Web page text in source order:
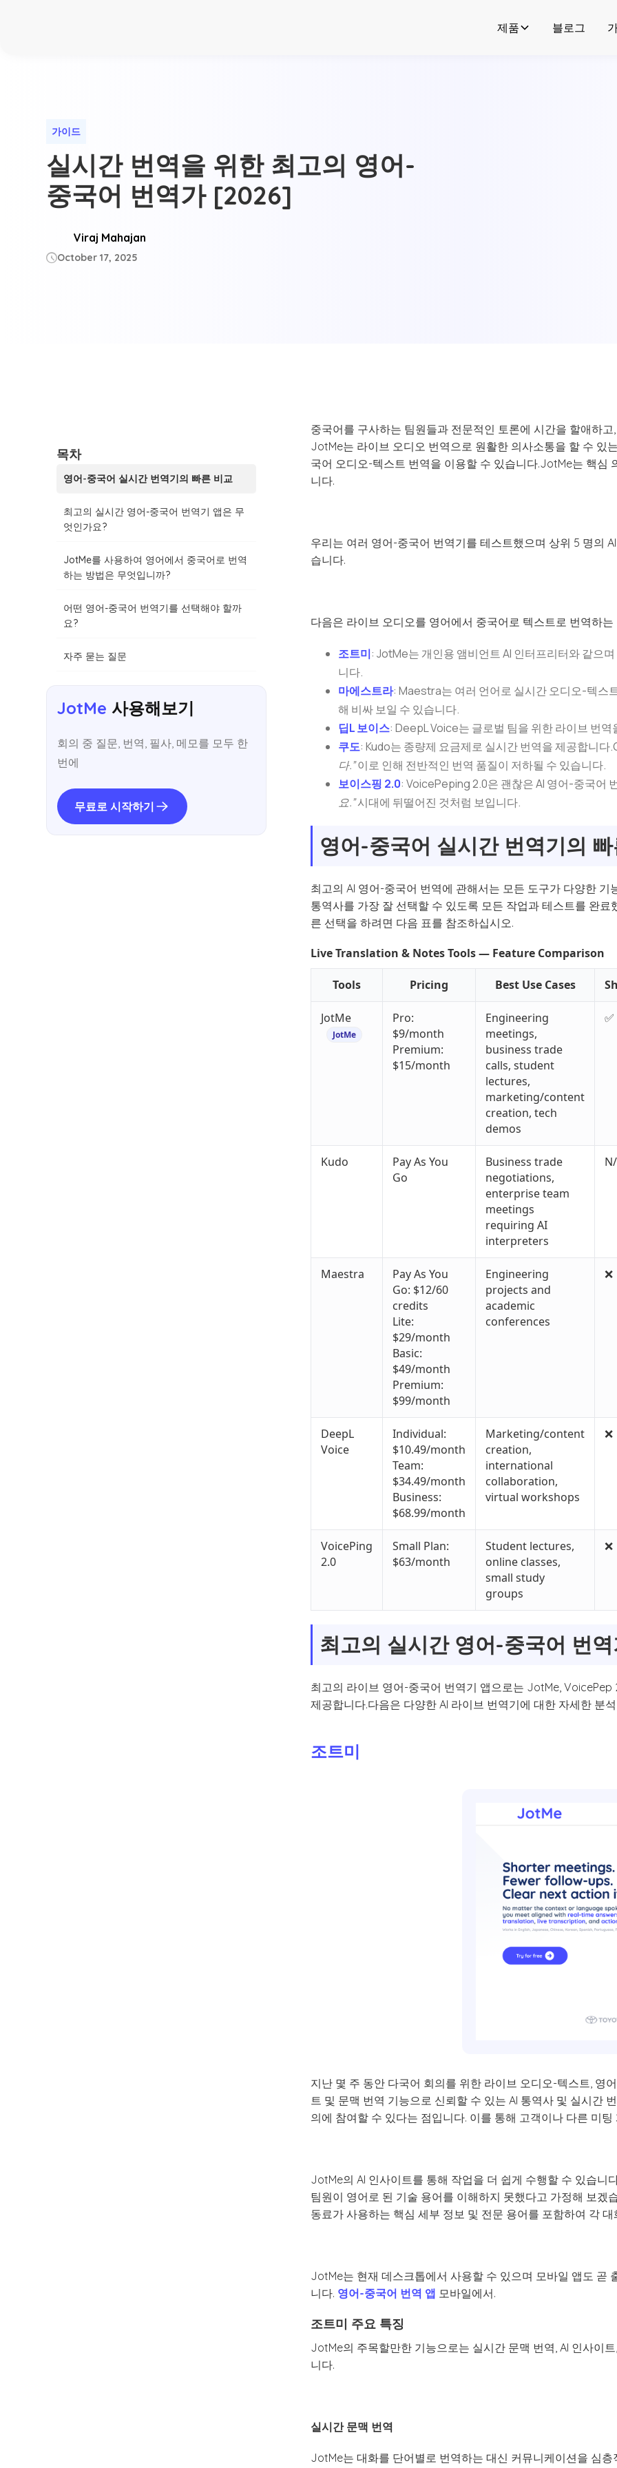
제품 블로그
가이드
실시간 번역을 위한 최고의 영어-
중국어 번역가 [2026]
Viraj Mahajan
October 17, 2025
목차
영어-중국어 실시간 번역기의 빠른 비교
최고의 실시간 영어-중국어 번역기 앱은 무
엇인가요?
JotMe를 사용하여 영어에서 중국어로 번역
하는 방법은 무엇입니까?
어떤 영어-중국어 번역기를 선택해야 할까
요?
자주 묻는 질문
JotMe 사용해보기
회의 중 질문, 번역, 필사, 메모를 모두 한
번에
무료로 시작하기
중국어를 구사하는 팀원들과 전문적인 토론에 시간을 할애하
JotMe는 라이브 오디오 번역으로 원활한 의사소통을 할 수 있
국어 오디오-텍스트 번역을 이용할 수 있습니다.JotMe는 핵심
니다.
우리는 여러 영어-중국어 번역기를 테스트했으며 상위 5 명의
습니다.
다음은 라이브 오디오를 영어에서 중국어로 텍스트로 번역하
조트미: JotMe는 개인용 앰비언트 AI 인터프리터와 같으
니다.
마에스트라: Maestra는 여러 언어로 실시간 오디오-텍스
해 비싸 보일 수 있습니다.
딥L 보이스: DeepL Voice는 글로벌 팀을 위한 라이브 번
쿠도: Kudo는 종량제 요금제로 실시간 번역을 제공합니
다.”이로 인해 전반적인 번역 품질이 저하될 수 있습니다.
보이스핑 2.0: VoicePeping 2.0은 괜찮은 AI 영어-중국어
요.”시대에 뒤떨어진 것처럼 보입니다.
영어-중국어 실시간 번역기의
최고의 AI 영어-중국어 번역에 관해서는 모든 도구가 다양한
통역사를 가장 잘 선택할 수 있도록 모든 작업과 테스트를 완료
른 선택을 하려면 다음 표를 참조하십시오.
Live Translation & Notes Tools — Feature Comparison
Tools Pricing Best Use Cases
JotMe
JotMe
Pro:
$9/month
Premium:
$15/month
Engineering
meetings,
business trade
calls, student
lectures,
marketing/content
creation, tech
demos
✅
Kudo
Pay As You
Go
Business trade
negotiations,
enterprise team
meetings
requiring AI
interpreters
Maestra
Pay As You
Go: $12/60
credits
Lite:
$29/month
Basic:
$49/month
Premium:
$99/month
Engineering
projects and
academic
conferences
❌
DeepL
Voice
Individual:
$10.49/month
Team:
$34.49/month
Business:
$68.99/month
Marketing/content
creation,
international
collaboration,
virtual workshops
❌
VoicePing
2.0
Small Plan:
$63/month
Student lectures,
online classes,
small study
groups
❌
최고의 실시간 영어-중국어 번
최고의 라이브 영어-중국어 번역기 앱으로는 JotMe,
제공합니다.다음은 다양한 AI 라이브 번역기에 대한 자세한 분
조트미
지난 몇 주 동안 다국어 회의를 위한 라이브 오디오-텍스트, 영
트 및 문맥 번역 기능으로 신뢰할 수 있는 AI 통역사 및 실시간
의에 참여할 수 있다는 점입니다. 이를 통해 고객이나 다른 미
JotMe의 AI 인사이트를 통해 작업을 더 쉽게 수행할 수 있습
팀원이 영어로 된 기술 용어를 이해하지 못했다고 가정해 보
동료가 사용하는 핵심 세부 정보 및 전문 용어를 포함하여 각
JotMe는 현재 데스크톱에서 사용할 수 있으며 모바일 앱도 곧
니다. 영어-중국어 번역 앱 모바일에서.
조트미 주요 특징
JotMe의 주목할만한 기능으로는 실시간 문맥 번역, AI 인사이
니다.
실시간 문맥 번역
JotMe는 대화를 단어별로 번역하는 대신 커뮤니케이션을 심